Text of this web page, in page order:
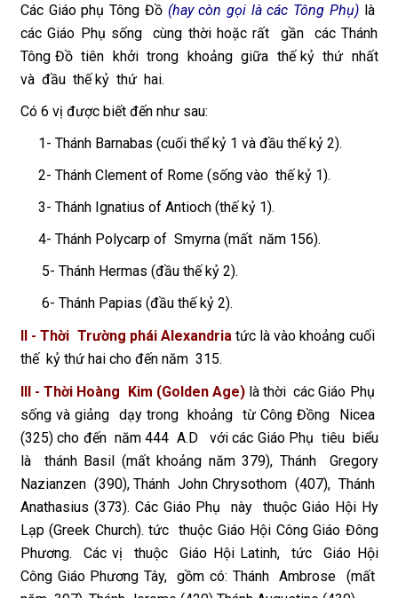
Các Giáo phụ Tông Đồ (hay còn gọi là các Tông Phụ)là
các Giáo Phụ sống cùng thời hoặc rất gần các Thánh
Tông Đồ tiên khởi trong khoảng giữa thế kỷ thứ nhất
và đầu thế kỷ thứ hai.
Có 6 vị được biết đến như sau:
1- Thánh Barnabas (cuối thể kỷ 1 và đầu thế kỷ 2).
2- Thánh Clement of Rome (sống vào thế kỷ 1).
3- Thánh Ignatius of Antioch (thế kỷ 1).
4- Thánh Polycarp of Smyrna (mất năm 156).
5- Thánh Hermas (đầu thế kỷ 2).
6- Thánh Papias (đầu thế kỷ 2).
II - Thời Trường phái Alexandriatức là vào khoảng cuối
thế kỷ thứ hai cho đến năm 315.
III - Thời Hoàng Kim (Golden Age)là thời các Giáo Phụ
sống và giảng dạy trong khoảng từ Công Đồng Nicea
(325) cho đến năm 444 A.D với các Giáo Phụ tiêu biểu
là thánh Basil (mất khoảng năm 379), Thánh Gregory
Nazianzen (390), Thánh John Chrysothom (407), Thánh
Anathasius (373). Các Giáo Phụ này thuộc Giáo Hội Hy
Lạp (Greek Church). tức thuộc Giáo Hội Công Giáo Đông
Phương. Các vị thuộc Giáo Hội Latinh, tức Giáo Hội
Công Giáo Phương Tây, gồm có: Thánh Ambrose (mất